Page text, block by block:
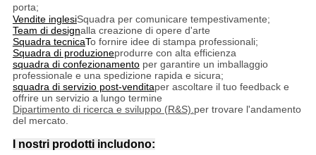
porta;
Vendite inglesiSquadra per comunicare tempestivamente;
Team di designalla creazione di opere d'arte
Squadra tecnicaTo fornire idee di stampa professionali;
Squadra di produzioneprodurre con alta efficienza
squadra di confezionamento per garantire un imballaggio
professionale e una spedizione rapida e sicura;
squadra di servizio post-venditaper ascoltare il tuo feedback e
offrire un servizio a lungo termine
Dipartimento di ricerca e sviluppo (R&S). per trovare l'andamento
del mercato.
I nostri prodotti includono: